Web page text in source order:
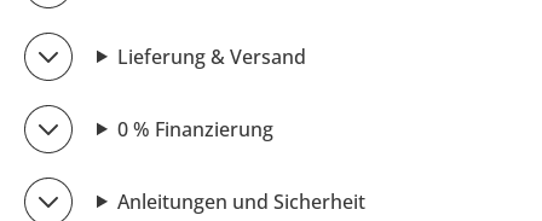
Lieferung & Versand
0 % Finanzierung
Anleitungen und Sicherheit